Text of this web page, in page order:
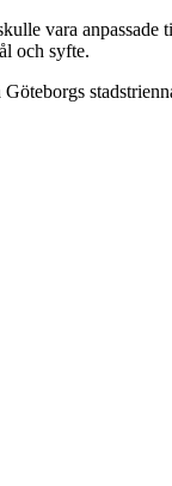
vara anpassade
och syfte.